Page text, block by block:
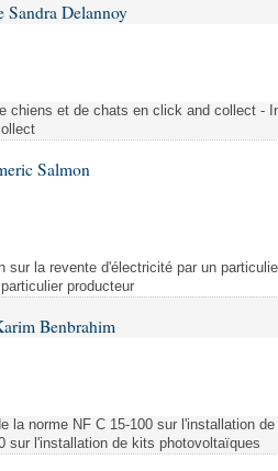
Sandra Delannoy
chiens et de chats en click and collect -
Salmon
sur la revente d'électricité par un
producteur
Benbrahim
la norme NF C 15-100 sur l'installation
sur l'installation de kits photovoltaïques